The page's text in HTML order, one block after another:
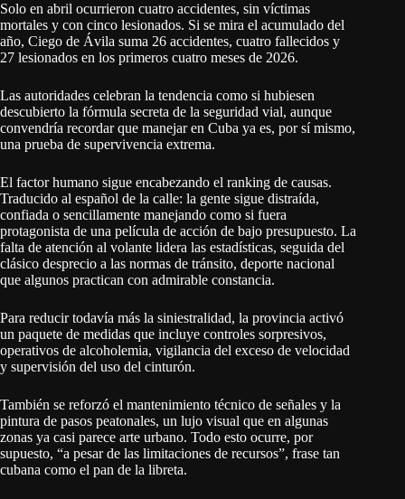
Solo en abril ocurrieron cuatro accidentes, sin víctimas
mortales y con cinco lesionados. Si se mira el acumulado del
año, Ciego de Ávila suma 26 accidentes, cuatro fallecidos y
27 lesionados en los primeros cuatro meses de 2026.
Las autoridades celebran la tendencia como si hubiesen
descubierto la fórmula secreta de la seguridad vial, aunque
convendría recordar que manejar en Cuba ya es, por sí mismo,
una prueba de supervivencia extrema.
El factor humano sigue encabezando el ranking de causas.
Traducido al español de la calle: la gente sigue distraída,
confiada o sencillamente manejando como si fuera
protagonista de una película de acción de bajo presupuesto. La
falta de atención al volante lidera las estadísticas, seguida del
clásico desprecio a las normas de tránsito, deporte nacional
que algunos practican con admirable constancia.
Para reducir todavía más la siniestralidad, la provincia activó
un paquete de medidas que incluye controles sorpresivos,
operativos de alcoholemia, vigilancia del exceso de velocidad
y supervisión del uso del cinturón.
También se reforzó el mantenimiento técnico de señales y la
pintura de pasos peatonales, un lujo visual que en algunas
zonas ya casi parece arte urbano. Todo esto ocurre, por
supuesto, “a pesar de las limitaciones de recursos”, frase tan
cubana como el pan de la libreta.